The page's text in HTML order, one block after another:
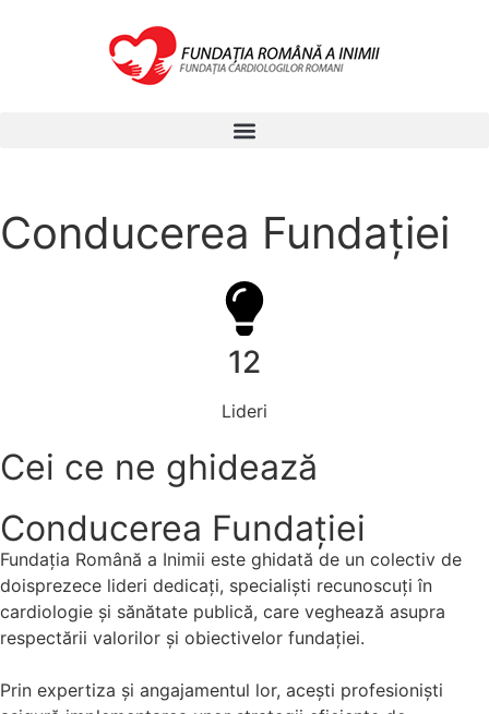
Conducerea Fundației
12
Lideri
Cei ce ne ghidează
Conducerea Fundației
Fundația Română a Inimii este ghidată de un colectiv de
doisprezece lideri dedicați, specialiști recunoscuți în
cardiologie și sănătate publică, care veghează asupra
respectării valorilor și obiectivelor fundației.
Prin expertiza și angajamentul lor, acești profesioniști